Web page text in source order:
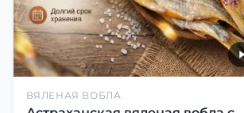
ВЯЛЕНАЯ ВОБЛА